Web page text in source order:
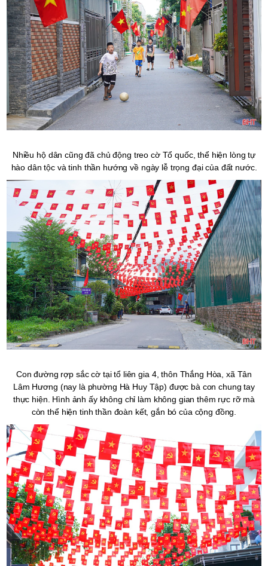
Nhiều hộ dân cũng đã chủ động treo cờ Tổ quốc, thể hiện lòng tự
hào dân tộc và tinh thần hướng về ngày lễ trọng đại của đất nước.
Con đường rợp sắc cờ tại tổ liên gia 4, thôn Thắng Hòa, xã Tân
Lâm Hương (nay là phường Hà Huy Tập) được bà con chung tay
thực hiện. Hình ảnh ấy không chỉ làm không gian thêm rực rỡ mà
còn thể hiện tinh thần đoàn kết, gắn bó của cộng đồng.